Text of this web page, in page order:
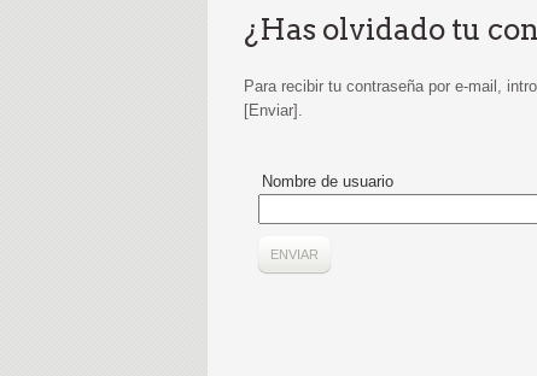
¿Has olvidado tu
Para recibir tu contraseña por e-mail,
[Enviar].
Nombre de usuario
ENVIAR